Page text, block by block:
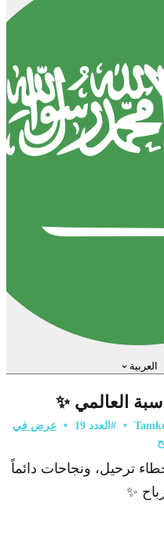
العربية
العالمي ✨
• #العدد 19 • عرض في
ترحيل، ونجاحات دائماً
✨